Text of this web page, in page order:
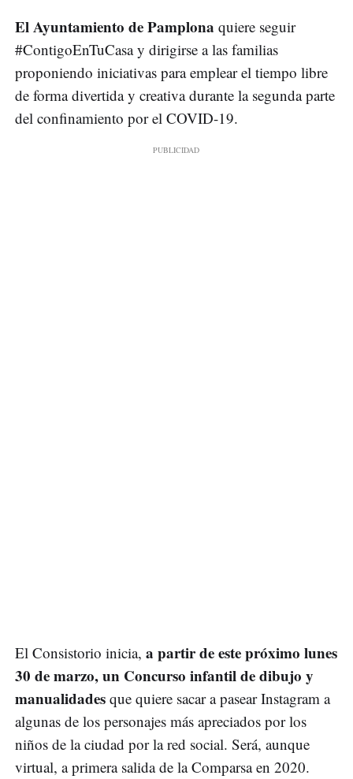
El Ayuntamiento de Pamplona quiere seguir
#ContigoEnTuCasa y dirigirse a las familias
proponiendo iniciativas para emplear el tiempo libre
de forma divertida y creativa durante la segunda parte
del confinamiento por el COVID-19.
El Consistorio inicia, a partir de este próximo lunes
30 de marzo, un Concurso infantil de dibujo y
manualidades que quiere sacar a pasear Instagram a
algunas de los personajes más apreciados por los
niños de la ciudad por la red social. Será, aunque
virtual, a primera salida de la Comparsa en 2020.